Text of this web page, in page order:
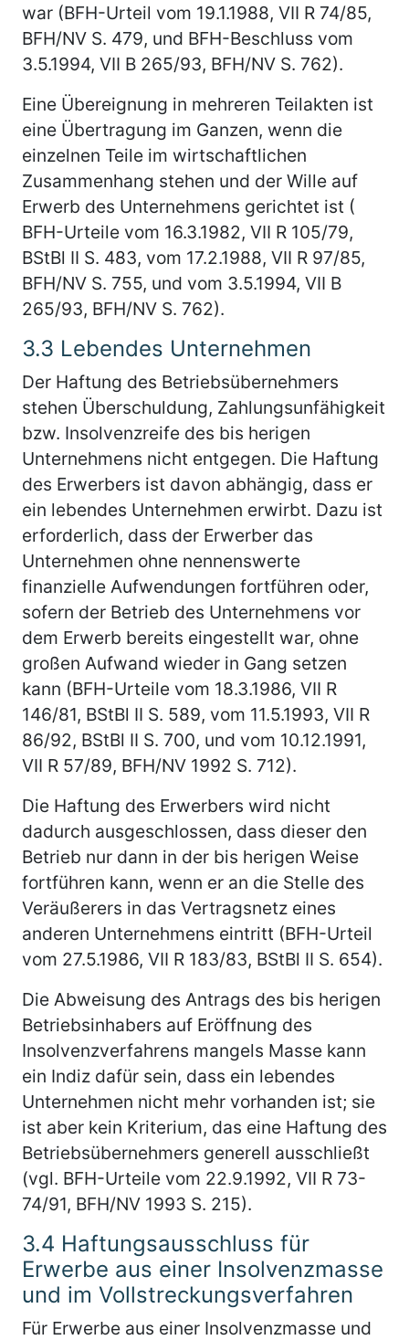
war (BFH-Urteil vom 19.1.1988, VII R 74/85,
BFH/NV S. 479, und BFH-Beschluss vom
3.5.1994, VII B 265/93, BFH/NV S. 762).
Eine Übereignung in mehreren Teilakten ist
eine Übertragung im Ganzen, wenn die
einzelnen Teile im wirtschaftlichen
Zusammenhang stehen und der Wille auf
Erwerb des Unternehmens gerichtet ist (
BFH-Urteile vom 16.3.1982, VII R 105/79,
BStBl II S. 483, vom 17.2.1988, VII R 97/85,
BFH/NV S. 755, und vom 3.5.1994, VII B
265/93, BFH/NV S. 762).
3.3 Lebendes Unternehmen
Der Haftung des Betriebsübernehmers
stehen Überschuldung, Zahlungsunfähigkeit
bzw. Insolvenzreife des bis herigen
Unternehmens nicht entgegen. Die Haftung
des Erwerbers ist davon abhängig, dass er
ein lebendes Unternehmen erwirbt. Dazu ist
erforderlich, dass der Erwerber das
Unternehmen ohne nennenswerte
finanzielle Aufwendungen fortführen oder,
sofern der Betrieb des Unternehmens vor
dem Erwerb bereits eingestellt war, ohne
großen Aufwand wieder in Gang setzen
kann (BFH-Urteile vom 18.3.1986, VII R
146/81, BStBl II S. 589, vom 11.5.1993, VII R
86/92, BStBl II S. 700, und vom 10.12.1991,
VII R 57/89, BFH/NV 1992 S. 712).
Die Haftung des Erwerbers wird nicht
dadurch ausgeschlossen, dass dieser den
Betrieb nur dann in der bis herigen Weise
fortführen kann, wenn er an die Stelle des
Veräußerers in das Vertragsnetz eines
anderen Unternehmens eintritt (BFH-Urteil
vom 27.5.1986, VII R 183/83, BStBl II S. 654).
Die Abweisung des Antrags des bis herigen
Betriebsinhabers auf Eröffnung des
Insolvenzverfahrens mangels Masse kann
ein Indiz dafür sein, dass ein lebendes
Unternehmen nicht mehr vorhanden ist; sie
ist aber kein Kriterium, das eine Haftung des
Betriebsübernehmers generell ausschließt
(vgl. BFH-Urteile vom 22.9.1992, VII R 73-
74/91, BFH/NV 1993 S. 215).
3.4 Haftungsausschluss für
Erwerbe aus einer Insolvenzmasse
und im Vollstreckungsverfahren
Für Erwerbe aus einer Insolvenzmasse und